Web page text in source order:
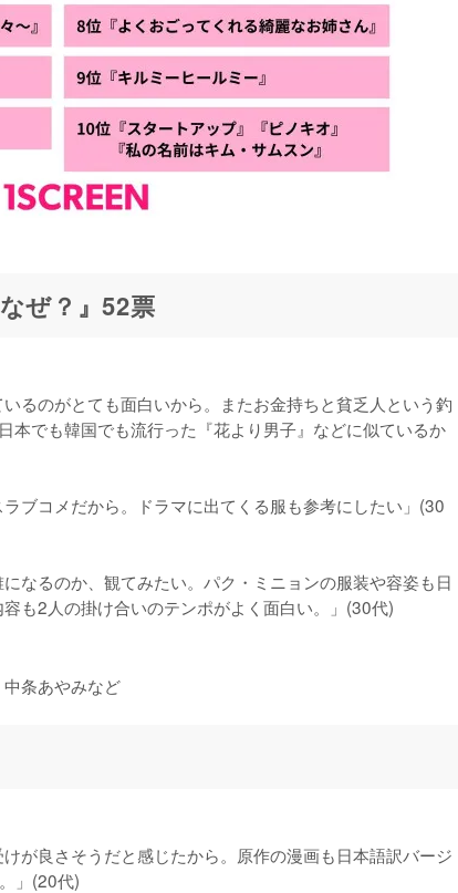
ぜ？』52票
るのがとても面白いから。またお金持ちと貧乏人という釣
本でも韓国でも流行った『花より男子』などに似ているか
ブコメだから。ドラマに出てくる服も参考にしたい」(30
なるのか、観てみたい。パク・ミニョンの服装や容姿も日
も2人の掛け合いのテンポがよく面白い。」(30代)
条あやみなど
が良さそうだと感じたから。原作の漫画も日本語訳バージ
」(20代)